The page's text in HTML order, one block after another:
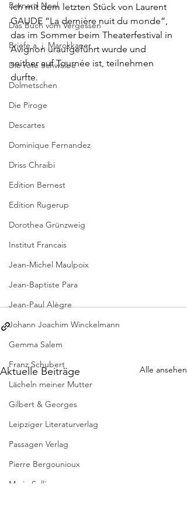
Bernard Noel
Das Buch vom Vergessen
Briefe a. j. Marokkaner
Die rote Schwalbe
Dolmetschen
Die Piroge
Descartes
Dominique Fernandez
Driss Chraibi
Edition Bernest
Edition Rugerup
Dorothea Grünzweig
Institut Francais
Jean-Michel Maulpoix
Jean-Baptiste Para
Jean-Paul Alègre
Johann Joachim Winckelmann
Gemma Salem
Franz Schubert
Lächeln meiner Mutter
Gilbert & Georges
Leipziger Literaturverlag
Passagen Verlag
Pierre Bergounioux
Marie Sellier
ich mit dem letzten Stück von Laurent
GAUDE “La dernière nuit du monde”,
das im Sommer beim Theaterfestival in
Avignon uraufgeführt wurde und
seither auf Tournée ist, teilnehmen
durfte.
Aktuelle Beiträge Alle ansehen